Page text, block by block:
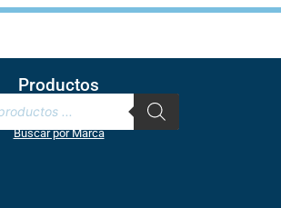
Productos
Buscar por Marca